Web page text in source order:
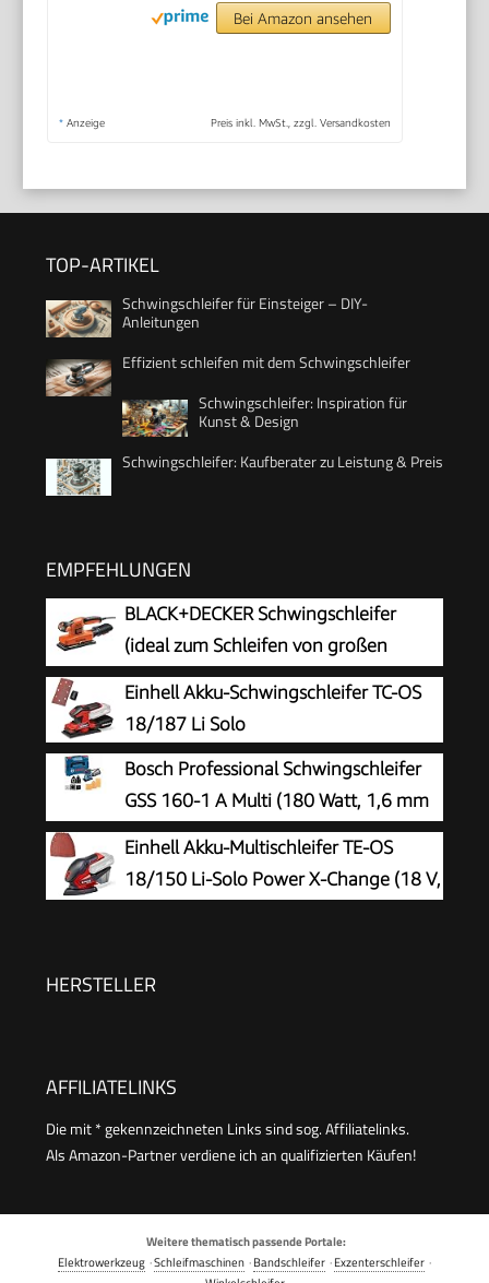
Bei Amazon ansehen
* Anzeige Preis inkl. MwSt., zzgl. Versandkosten
TOP-ARTIKEL
Schwingschleifer für Einsteiger – DIY-
Anleitungen
Effizient schleifen mit dem Schwingschleifer
Schwingschleifer: Inspiration für
Kunst & Design
Schwingschleifer: Kaufberater zu Leistung & Preis
EMPFEHLUNGEN
BLACK+DECKER Schwingschleifer
(ideal zum Schleifen von großen
Flächen, ergonomischer Softgriff,
integrierter Staubabsaugung, variable
Geschwindigkeit, inkl. 5x Schleifpapier & Koffer)
KA320EKA-QS
Einhell Akku-Schwingschleifer TC-OS
18/187 Li Solo
Bosch Professional Schwingschleifer
GSS 160-1 A Multi (180 Watt, 1,6 mm
Schwingkreis-Ø, in L-BOXX), Blau, 06012A2300
Einhell Akku-Multischleifer TE-OS
18/150 Li-Solo Power X-Change (18 V,
Staubabsaugadapter, ohne Akku und Ladegerät)
HERSTELLER
AFFILIATELINKS
Die mit * gekennzeichneten Links sind sog. Affiliatelinks.
Als Amazon-Partner verdiene ich an qualifizierten Käufen!
Weitere thematisch passende Portale:
Elektrowerkzeug ·Schleifmaschinen ·Bandschleifer ·Exzenterschleifer ·